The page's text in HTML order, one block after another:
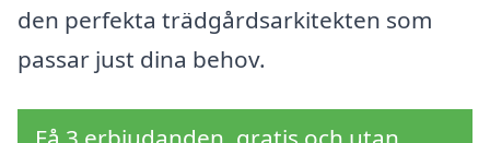
den perfekta trädgårdsarkitekten som
passar just dina behov.